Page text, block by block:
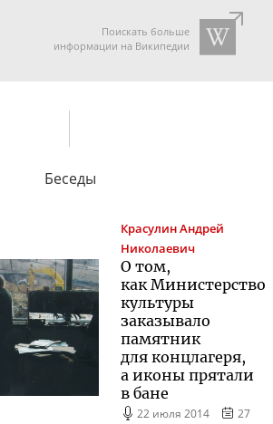
Поискать больше
информации на Википедии
Беседы
КрасулинАндрей
Николаевич
О том,
как Министерство
культуры
заказывало
памятник
для концлагеря,
а иконы прятали
в бане
22 июля 2014
27